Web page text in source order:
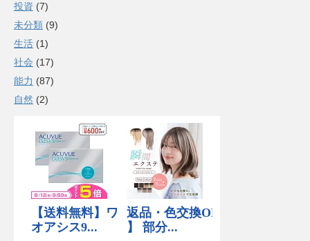
投資 (7)
未分類 (9)
生活 (1)
社会 (17)
能力 (87)
自然 (2)